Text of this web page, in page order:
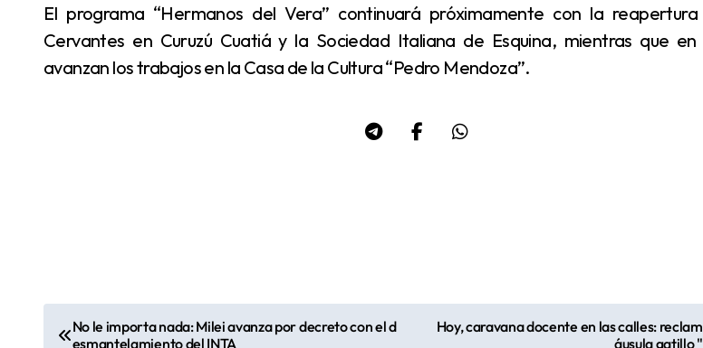
El programa “Hermanos del Vera” continuará próximamente con la reapertura del Teatro
Cervantes en Curuzú Cuatiá y la Sociedad Italiana de Esquina, mientras que
avanzan los trabajos en la Casa de la Cultura “Pedro Mendoza”.
No le importa nada: Milei avanza por decreto con el d
esmantelamiento del INTA
Hoy, caravana docente en las calles:
áusula gatillo